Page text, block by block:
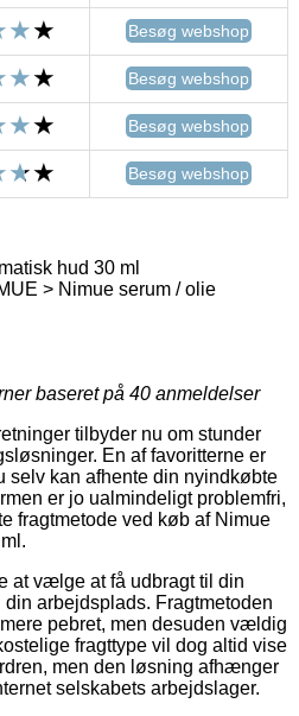
Besøg webshop
Besøg webshop
Besøg webshop
Besøg webshop
hud 30 ml
> Nimue serum / olie
baseret på 40 anmeldelser
tilbyder nu om stunder
En af favoritterne er
selv kan afhente din nyindkøbte
er jo ualmindeligt problemfri,
fragtmetode ved køb af Nimue
at vælge at få udbragt til din
arbejdsplads. Fragtmetoden
pebret, men desuden vældig
fragttype vil dog altid vise
men den løsning afhænger
selskabets arbejdslager.